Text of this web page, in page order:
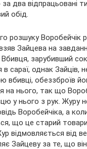
два відпрацьовані
обід.
розшуку Воробейчік
Зайцева на
Вбивця, зарубивший
сараї, однак Зайців,
вбивці, обеззброїв
на нього, так що
у нього з рук. Журу
Воробейчіка, а
що це старий
відмовляється від
Зайцеву за те, що